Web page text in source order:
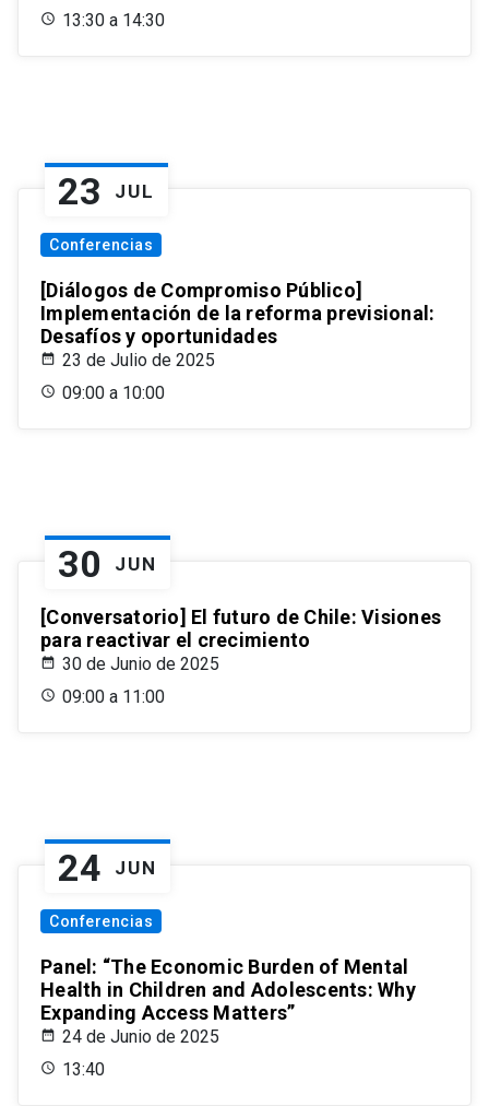
13:30 a 14:30
23 JUL
Conferencias
[Diálogos de Compromiso Público]
Implementación de la reforma previsional:
Desafíos y oportunidades
23 de Julio de 2025
09:00 a 10:00
30 JUN
[Conversatorio] El futuro de Chile: Visiones
para reactivar el crecimiento
30 de Junio de 2025
09:00 a 11:00
24 JUN
Conferencias
Panel: “The Economic Burden of Mental
Health in Children and Adolescents: Why
Expanding Access Matters”
24 de Junio de 2025
13:40